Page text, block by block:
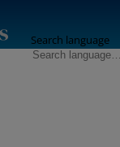
Search language